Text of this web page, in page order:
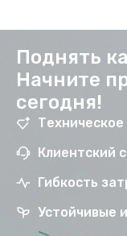
Поднять
Начните
сегодня!
Клиентский
Гибкость
Устойчивые